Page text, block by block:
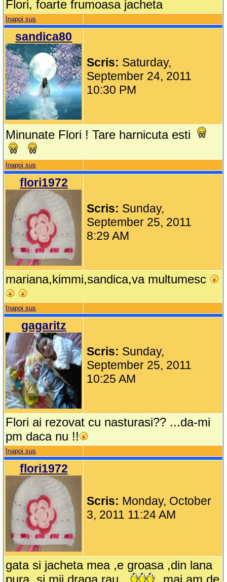
Flori, foarte frumoasa jacheta
Inapoi sus
sandica80
Scris: Saturday,
September 24, 2011
10:30 PM
Minunate Flori ! Tare harnicuta esti
Inapoi sus
flori1972
Scris: Sunday,
September 25, 2011
8:29 AM
mariana,kimmi,sandica,va multumesc
Inapoi sus
gagaritz
Scris: Sunday,
September 25, 2011
10:25 AM
Flori ai rezovat cu nasturasi?? ...da-mi
pm daca nu !!
Inapoi sus
flori1972
Scris: Monday, October
3, 2011 11:24 AM
gata si jacheta mea ,e groasa ,din lana